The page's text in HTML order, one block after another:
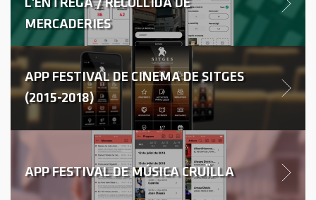
L'ENTREGA / RECOLLIDA DE
MERCADERIES
APP FESTIVAL DE CINEMA DE SITGES
(2015-2018)
APP FESTIVAL DE MÚSICA CRUÏLLA